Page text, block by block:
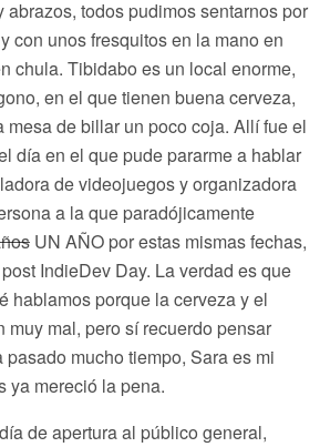
abrazos, todos pudimos sentarnos por
con unos fresquitos en la mano en
chula. Tibidabo es un local enorme,
en el que tienen buena cerveza,
mesa de billar un poco coja. Allí fue el
día en el que pude pararme a hablar
de videojuegos y organizadora
a la que paradójicamente
UN AÑO por estas mismas fechas,
IndieDev Day. La verdad es que
hablamos porque la cerveza y el
muy mal, pero sí recuerdo pensar
mucho tiempo, Sara es mi
ya mereció la pena.
de apertura al público general,